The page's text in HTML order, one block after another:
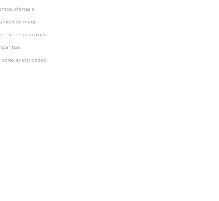
ofertas e
os meus
ao mesmo grupo
entidades)